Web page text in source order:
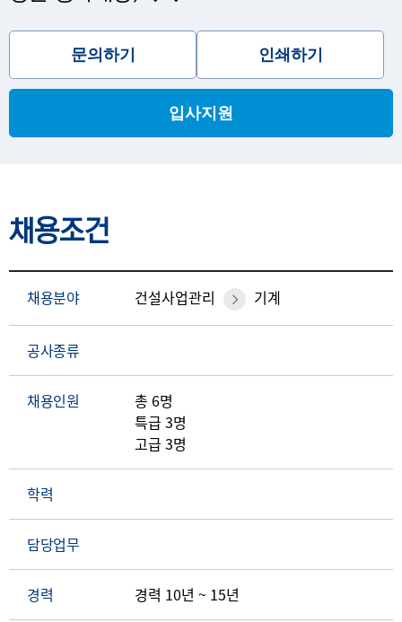
입사지원
문의하기 인쇄하기
채용조건
채용분야 건설사업관리 기계
공사종류
채용인원
총 6명
특급 3명
고급 3명
학력
담당업무
경력 경력 10년 ~ 15년